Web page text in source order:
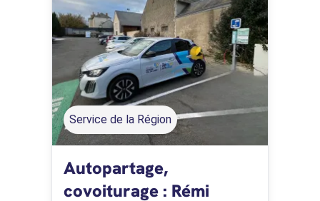
Service de la Région
Autopartage,
covoiturage : Rémi